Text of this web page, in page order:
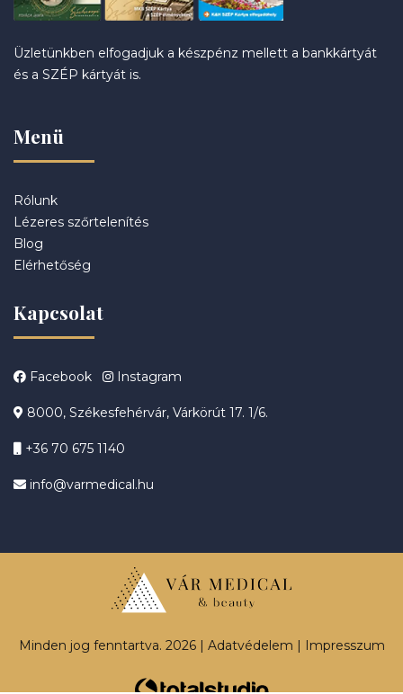
Üzletünkben elfogadjuk a készpénz mellett a bankkártyát
és a SZÉP kártyát is.
Menü
Rólunk
Lézeres szőrtelenítés
Blog
Elérhetőség
Kapcsolat
Facebook Instagram
8000, Székesfehérvár, Várkörút 17. 1/6.
+36 70 675 1140
info@varmedical.hu
Minden jog fenntartva. 2026 | Adatvédelem | Impresszum